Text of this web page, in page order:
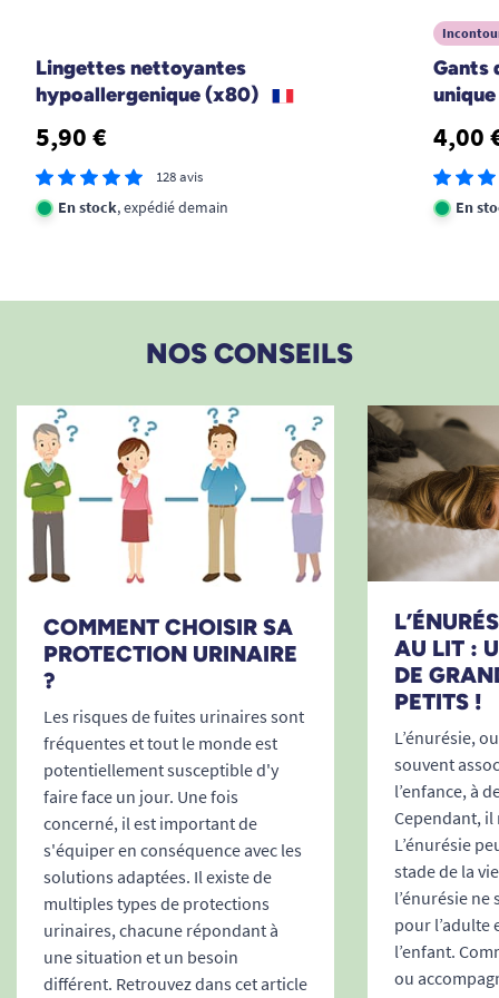
Lingettes nettoyantes
hypoallergenique (x80)
5,90 €
128 avis
En stock, expédié demain
Gants
4,00
En
NOS CONSEILS
COMMENT CHOISIR SA
PROTECTION URINAIRE
?
Les risques de fuites urinaires sont
fréquentes et tout le monde est
potentiellement susceptible d'y
faire face un jour. Une fois
concerné, il est important de
s'équiper en conséquence avec les
solutions adaptées. Il existe de
multiples types de protections
urinaires, chacune répondant à
une situation et un besoin
différent. Retrouvez dans cet article
AU LIT :
DE
PETITS !
L’énurésie,
souvent
l’enfance, à
Cependant, il
L’énurésie
stade de la
l’énurésie ne
pour l’adulte
l’enfant.
ou